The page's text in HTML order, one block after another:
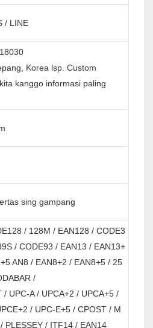
/ LINE
Korea lsp. Custom
kanggo informasi paling
sing gampang
/ 128M / EAN128 / CODE3
/ CODE93 / EAN13 / EAN13+
AN8 / EAN8+2 / EAN8+5 / 25
/
/ UPC-A / UPCA+2 / UPCA+5 /
/ UPC-E+5 / CPOST / M
PLESSEY / ITF14 / EAN14